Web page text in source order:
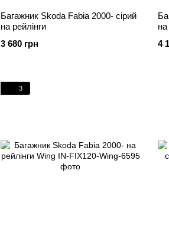
Багажник Skoda Fabia 2000- cірий
на рейлінги
3 680 грн
на
4
3